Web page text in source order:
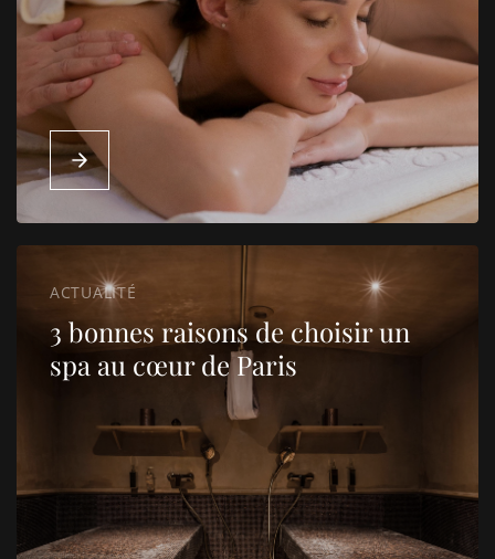
ACTUALITÉ
3 bonnes raisons de choisir un
spa au cœur de Paris